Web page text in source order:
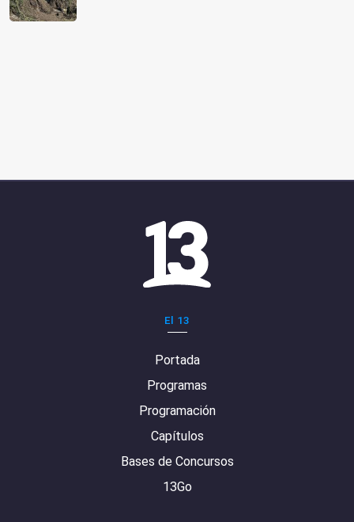
El 13
Portada
Programas
Programación
Capítulos
Bases de Concursos
13Go